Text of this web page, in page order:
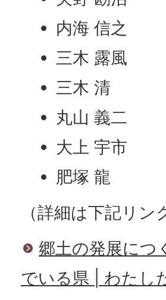
内海 信之
三木 露風
三木 清
丸山 義二
大上 宇市
肥塚 龍
（詳細は下記リ
郷土の発展につ
でいる県 | わたし